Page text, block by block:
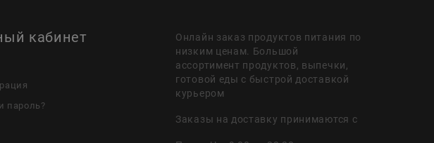
кабинет
пароль?
Онлайн заказ продуктов питания по
низким ценам. Большой
ассортимент продуктов, выпечки,
готовой еды с быстрой доставкой
курьером
Заказы на доставку принимаются с